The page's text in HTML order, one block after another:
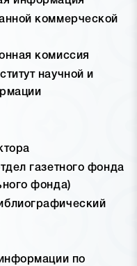
коммерческой
комиссия
научной и
газетного фонда
фонда)
по